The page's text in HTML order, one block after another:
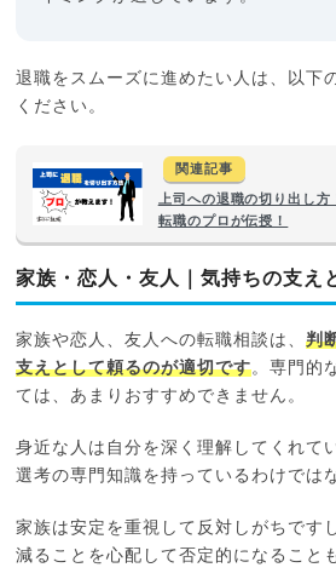
退職をスムーズに進めたい人は、以下
ください。
関連記事
上司への退職の切り出し
転職のプロが伝授！
家族・恋人・友人｜気持ちの支え
家族や恋人、友人への転職相談は、 判
支えとして頼るのが適切です。専門的
ては、あまりおすすめできません。
身近な人は自分を深く理解してくれて
選考の専門知識を持っているわけでは
家族は安定を重視して反対しがちです
減ることを心配して否定的になること